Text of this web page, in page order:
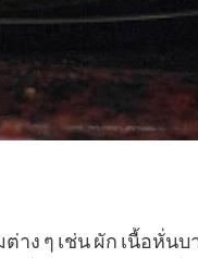
ๆ เช่น ผัก เนื้อหั่นบ